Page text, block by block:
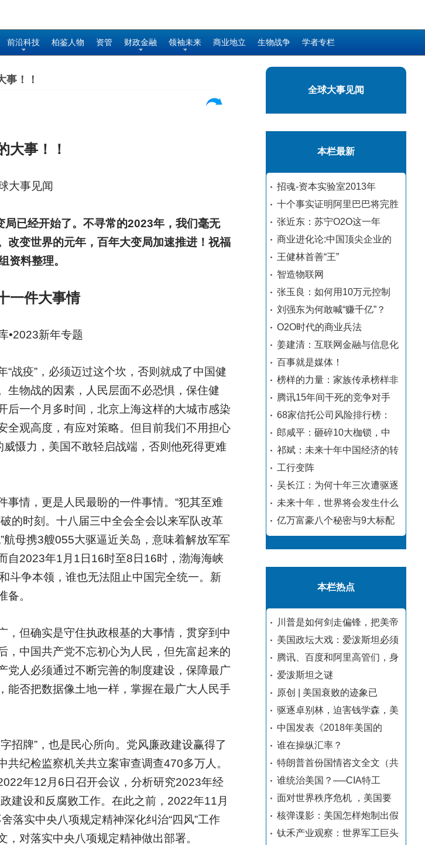
前沿科技 柏鉴人物 资管 财政金融 领袖未来 商业地立 生物战争 学者专栏
事！！
大事！！
大事见闻
已经开始了。不寻常的2023年，我们毫无
改变世界的元年，百年大变局加速推进！祝福
资料整理。
一件大事情
•2023新年专题
战疫”，必须迈过这个坎，否则就成了中国健
生物战的因素，人民层面不必恐惧，保住健
后一个月多时间，北京上海这样的大城市感染
全观高度，有应对策略。但目前我们不用担心
慑力，美国不敢轻启战端，否则他死得更难
情，更是人民最盼的一件事情。“犯其至难
的时刻。十八届三中全会全会以来军队改革
母携3艘055大驱逼近关岛，意味着解放军军
自2023年1月1日16时至8日16时，渤海海峡
斗争本领，谁也无法阻止中国完全统一。新
备。
，但确实是守住执政根基的大事情，贯穿到中
，中国共产党不忘初心为人民，但先富起来的
党人必须通过不断完善的制度建设，保障最广
能否把数据像土地一样，掌握在最广大人民手
招牌”，也是民心所向。党风廉政建设赢得了
纪检监察机关共立案审查调查470多万人。
年12月6日召开会议，分析研究2023年经
建设和反腐败工作。在此之前，2022年11月
落实中央八项规定精神深化纠治“四风”工作
对落实中央八项规定精神做出部署。
全球大事见闻
本栏最新
招魂-资本实验室2013年
十个事实证明阿里巴巴将完胜
张近东：苏宁O2O这一年
商业进化论:中国顶尖企业的
王健林首善“王”
智造物联网
张玉良：如何用10万元控制
刘强东为何敢喊“赚千亿”？
O2O时代的商业兵法
姜建清：互联网金融与信息化
百事就是媒体！
榜样的力量：家族传承榜样非
腾讯15年间干死的竞争对手
68家信托公司风险排行榜：
郎咸平：砸碎10大枷锁，中
祁斌：未来十年中国经济的转
工行变阵
吴长江：为何十年三次遭驱逐
未来十年，世界将会发生什么
亿万富豪八个秘密与9大标配
本栏热点
川普是如何剑走偏锋，把美帝
美国政坛大戏：爱泼斯坦必须
腾讯、百度和阿里高管们，身
爱泼斯坦之谜
原创 | 美国衰败的迹象已
驱逐卓别林，迫害钱学森，美
中国发表《2018年美国的
谁在操纵汇率？
特朗普首份国情咨文全文（共
谁统治美国？──CIA特工
面对世界秩序危机 ，美国要
核弹谍影：美国怎样炮制出假
钛禾产业观察：世界军工巨头